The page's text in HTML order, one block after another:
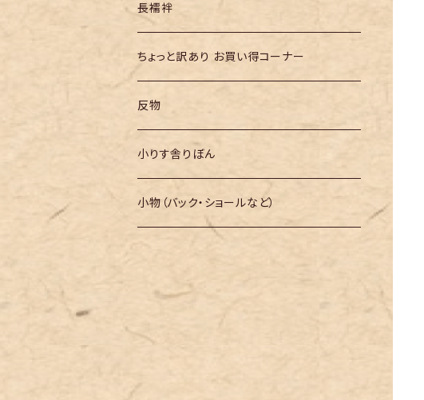
長襦袢
ちょっと訳あり お買い得コーナー
反物
小りす舎りぼん
小物（バック・ショールなど）